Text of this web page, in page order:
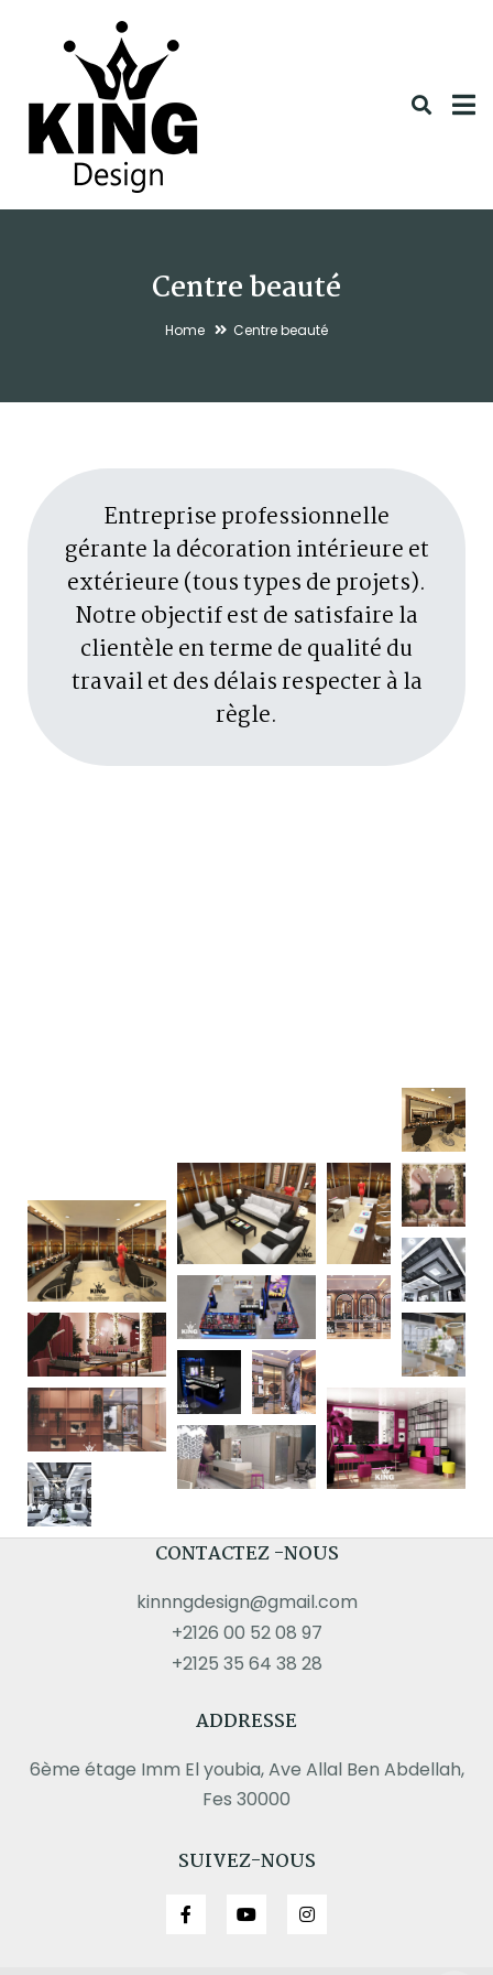
Centre beauté
Home Centre beauté
Entreprise professionnelle
gérante la décoration intérieure et
extérieure (tous types de projets).
Notre objectif est de satisfaire la
clientèle en terme de qualité du
travail et des délais respecter à la
règle.
CONTACTEZ -NOUS
kinnngdesign@gmail.com
+2126 00 52 08 97
+2125 35 64 38 28
ADDRESSE
6ème étage Imm El youbia, Ave Allal Ben Abdellah,
Fes 30000
SUIVEZ-NOUS